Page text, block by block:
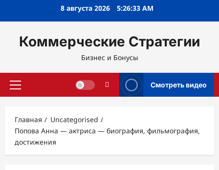
8 августа 2026 5:26:34 AM
Коммерческие Стратегии
Бизнес и Бонусы
Основное
Смотреть видео
Главная
Uncategorised
Попова Анна — актриса — биография, фильмография,
достижения